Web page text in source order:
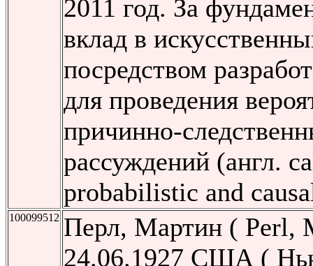
2011 год. За
вклад в
посредством
для проведения
причинно-
рассуждений (англ.
probabilistic and
100099512 Перл, Мартин ( Perl,
24.06.1927 США (